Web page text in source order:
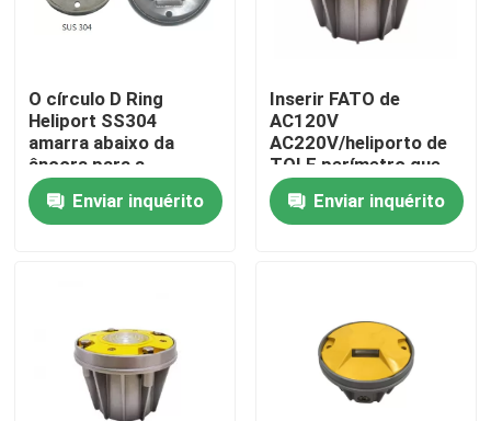
Peça umas citações
luz de obstrução da aviação
Luz de obstrução dos aviões
Luzes de aterrissagem do heliporto
O círculo D Ring
Heliport SS304
amarra abaixo da
âncora para a
aterrissagem do
helicópteroEnviar inquérito
Inserir FATO de
AC120V
AC220V/heliporto de
TOLF perímetro que
aterra luzes verdes
Enviar inquérito